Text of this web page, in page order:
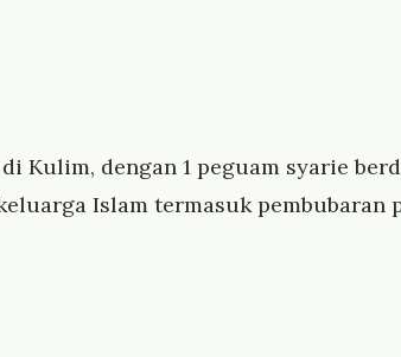
Kulim, dengan 1 peguam syarie
Islam termasuk pembubaran